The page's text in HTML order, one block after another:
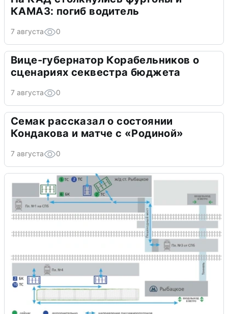
КАМАЗ: погиб водитель
7 августа 0
Вице-губернатор Корабельников о
сценариях секвестра бюджета
7 августа 0
Семак рассказал о состоянии
Кондакова и матче с «Родиной»
7 августа 0